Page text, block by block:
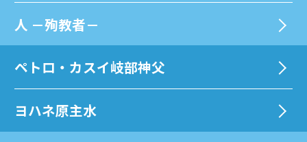
⼈ －殉教者－
ペトロ・カスイ岐部神父
ヨハネ原主水